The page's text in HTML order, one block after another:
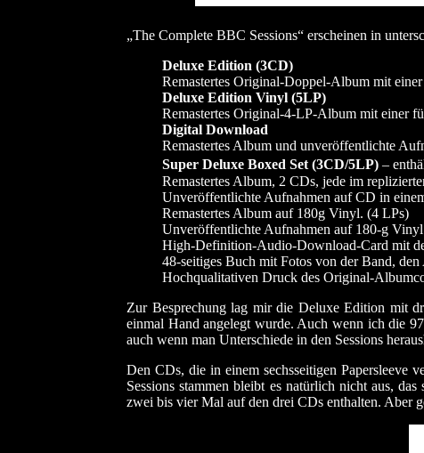
„The Complete BBC Sessions“ erscheinen in
Deluxe Edition (3CD)
Remastertes Original-Doppel-Album mit
Deluxe Edition Vinyl (5LP)
Remastertes Original-4-LP-Album mit einer
Digital Download
Remastertes Album und unveröffentlichte
Super Deluxe Boxed Set (3CD/5LP) –
Remastertes Album, 2 CDs, jede im
Unveröffentlichte Aufnahmen auf CD in
Remastertes Album auf 180g Vinyl. (4 LPs)
Unveröffentlichte Aufnahmen auf 180-g
High-Definition-Audio-Download-Card mit
48-seitiges Buch mit Fotos von der Band,
Hochqualitativen Druck des Original-
Zur Besprechung lag mir die Deluxe Edition mit
einmal Hand angelegt wurde. Auch wenn ich die
auch wenn man Unterschiede in den Sessions
Den CDs, die in einem sechsseitigen Papersleeve
Sessions stammen bleibt es natürlich nicht aus,
zwei bis vier Mal auf den drei CDs enthalten. Aber